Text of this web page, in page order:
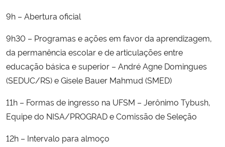
9h – Abertura oficial
9h30 – Programas e ações em favor da aprendizagem,
da permanência escolar e de articulações entre
educação básica e superior – André Agne Domingues
(SEDUC/RS) e Gisele Bauer Mahmud (SMED)
11h – Formas de ingresso na UFSM – Jerônimo Tybush,
Equipe do NISA/PROGRAD e Comissão de Seleção
12h – Intervalo para almoço